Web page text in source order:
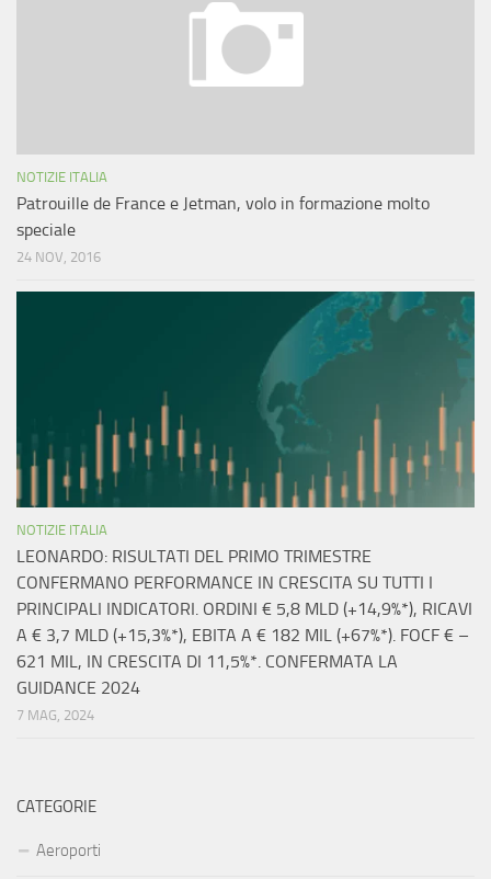
NOTIZIE ITALIA
Patrouille de France e Jetman, volo in formazione molto
speciale
24 NOV, 2016
NOTIZIE ITALIA
LEONARDO: RISULTATI DEL PRIMO TRIMESTRE
CONFERMANO PERFORMANCE IN CRESCITA SU TUTTI I
PRINCIPALI INDICATORI. ORDINI € 5,8 MLD (+14,9%*), RICAVI
A € 3,7 MLD (+15,3%*), EBITA A € 182 MIL (+67%*). FOCF € –
621 MIL, IN CRESCITA DI 11,5%*. CONFERMATA LA
GUIDANCE 2024
7 MAG, 2024
CATEGORIE
Aeroporti